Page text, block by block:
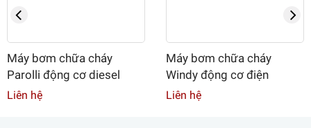
Máy bơm chữa cháy
Parolli động cơ diesel
Liên hệ
Máy bơm chữa cháy
Windy động cơ điện
Liên hệ